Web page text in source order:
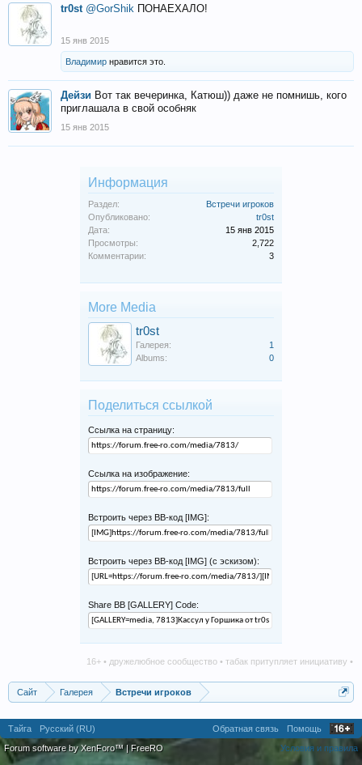
tr0st @GorShik ПОНАЕХАЛО!
15 янв 2015
Владимир нравится это.
Дейзи Вот так вечеринка, Катюш)) даже не помнишь, кого
приглашала в свой особняк
15 янв 2015
Информация
Раздел:
Встречи игроков
Опубликовано:
tr0st
Дата:
15 янв 2015
Просмотры:
2,722
Комментарии:
3
More Media
tr0st
Галерея:
1
Albums:
0
Поделиться ссылкой
Ссылка на страницу:
Ссылка на изображение:
Встроить через BB-код [IMG]:
Встроить через BB-код [IMG] (с эскизом):
Share BB [GALLERY] Code:
16+ • дружелюбное сообщество • табак притупляет инициативу •
Сайт Галерея Встречи игроков
Тайга Русский (RU) Обратная связь
Помощь
Условия и правила
Forum software by XenForo™|FreeRO